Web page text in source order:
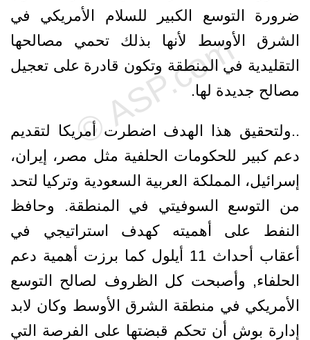
ضرورة التوسع الكبير للسلام الأمريكي في
الشرق الأوسط لأنها بذلك تحمي مصالحها
التقليدية في المنطقة وتكون قادرة على تعجيل
مصالح جديدة لها.
..ولتحقيق هذا الهدف اضطرت أمريكا لتقديم
دعم كبير للحكومات الحلفية مثل مصر، إيران،
إسرائيل، المملكة العربية السعودية وتركيا لتحد
من التوسع السوفيتي في المنطقة. وحافظ
النفط على أهميته كهدف استراتيجي في
أعقاب أحداث 11 أيلول كما برزت أهمية دعم
الحلفاء, وأصبحت كل الظروف لصالح التوسع
الأمريكي في منطقة الشرق الأوسط وكان لابد
إدارة بوش أن تحكم قبضتها على الفرصة التي